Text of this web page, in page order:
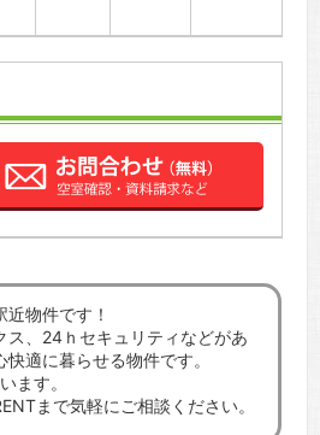
物件です！
、24ｈセキュリティなどがあ
適に暮らせる物件です。
ます。
まで気軽にご相談ください。